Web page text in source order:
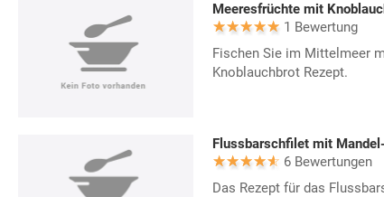
Meeresfrüchte mit
1 Bewertung
Fischen Sie im Mittelmeer
Knoblauchbrot Rezept.
Flussbarschfilet mit
6 Bewertungen
Das Rezept für das